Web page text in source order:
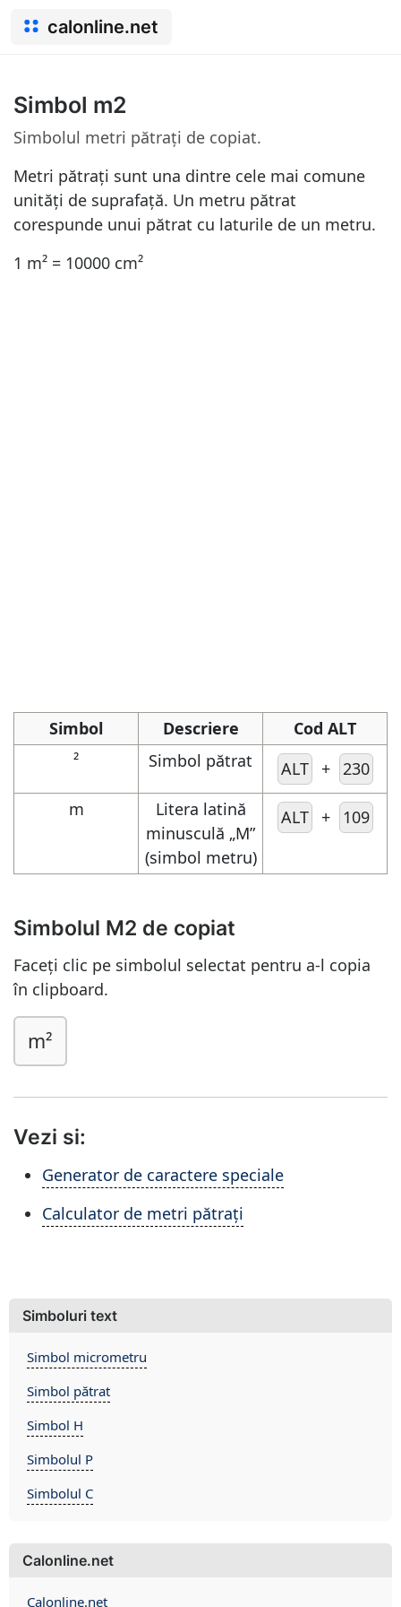
calonline.net
Simbol m2
Simbolul metri pătrați de copiat.
Metri pătrați sunt una dintre cele mai comune
unități de suprafață. Un metru pătrat
corespunde unui pătrat cu laturile de un metru.
1 m² = 10000 cm²
Simbol Descriere
Cod ALT
²
Simbol pătrat ALT + 230
m
Litera latină
minusculă „M”
(simbol metru)
ALT + 109
Simbolul M2 de copiat
Faceți clic pe simbolul selectat pentru a-l copia
în clipboard.
m²
Vezi si:
Generator de caractere speciale
Calculator de metri pătrați
Simboluri text
Simbol micrometru
Simbol pătrat
Simbol H
Simbolul P
Simbolul C
Calonline.net
Calonline.net